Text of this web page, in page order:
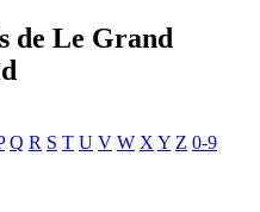
de Le Grand
Q R S T U V W X Y Z 0-9